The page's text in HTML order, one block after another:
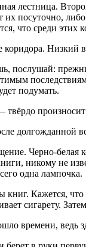
лестница.
их посуточно,
что среди этих
коридора. Низкий
послушай:
подумать.
долгожданной
Черно-белая
никому не
одна лампочка.
Кажется,
сигарету.
времени, ведь